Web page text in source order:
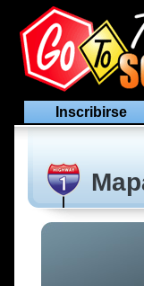
Inscribirse